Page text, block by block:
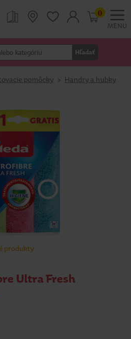
MENU
Hľadať
0
pomôcky > Handry a hubky
produkty
Ultra Fresh